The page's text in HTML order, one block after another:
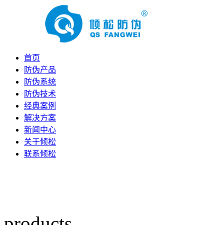
首页
防伪产品
防伪系统
防伪技术
经典案例
解决方案
新闻中心
关于倾松
联系倾松